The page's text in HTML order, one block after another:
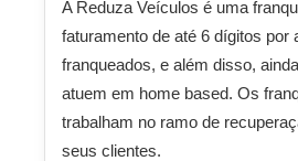
A Reduza Veículos é uma
faturamento de até 6 dígitos por
franqueados, e além disso,
atuem em home based. Os
trabalham no ramo de
seus clientes.